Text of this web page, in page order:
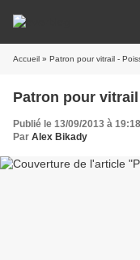
Accueil » Patron pour vitrail -
Patron pour
Publié le 13/09/2013 à 19:18
Par Alex Bikady